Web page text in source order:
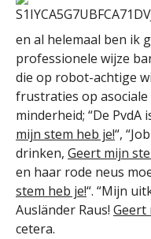
en al helemaal ben ik
professionele wijze
die op robot-achtige
frustraties op
minderheid; “De
mijn stem heb je!“,
drinken, Geert mijn
en haar rode neus
stem heb je!“. “Mijn
Ausländer Raus! Geert
cetera.